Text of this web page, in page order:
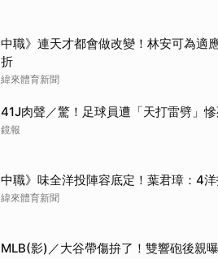
中職》連天才都會做改變！林安可為
折
緯來體育新聞
41J肉聲／驚！足球員遭「天打雷劈」
鏡報
中職》味全洋投陣容底定！葉君璋：4
緯來體育新聞
MLB(影)／大谷帶傷拚了！雙響砲後親